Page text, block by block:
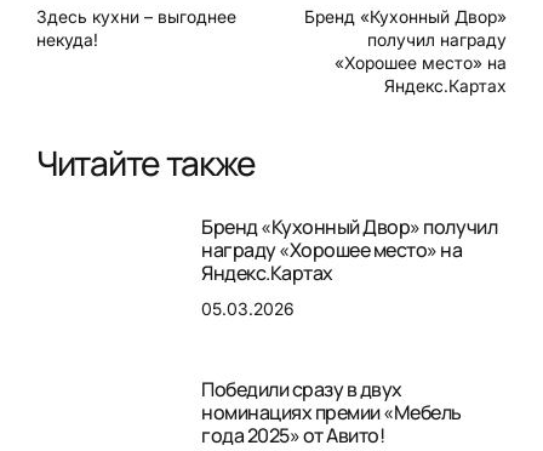
Здесь кухни – выгоднее
некуда!
Бренд «Кухонный Двор»
получил награду
«Хорошее место» на
Яндекс.Картах
Читайте также
Бренд «Кухонный Двор» получил
награду «Хорошее место» на
Яндекс.Картах
05.03.2026
Победили сразу в двух
номинациях премии «Мебель
года 2025» от Авито!